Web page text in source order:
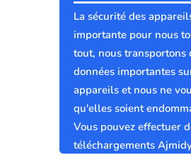
La sécurité des
importante pour nous
tout, nous transportons
données importantes
appareils et nous ne
qu'elles soient
Vous pouvez effectuer
téléchargements